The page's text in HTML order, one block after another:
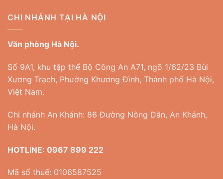
CHI NHÁNH TẠI HÀ NỘI
Văn phòng Hà Nội.
Số 9A1, khu tập thể Bộ Công An A71, ngõ 1/62/23 Bùi
Xương Trạch, Phường Khương Đình, Thành phố Hà Nội,
Việt Nam.
Chi nhánh An Khánh: 86 Đường Nông Dân, An Khánh,
Hà Nội.
HOTLINE: 0967 899 222
Mã số thuế: 0106587525